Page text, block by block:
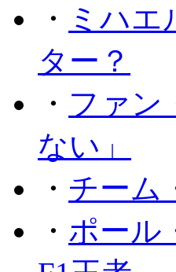
・ ミハ
ター？
・ ファン
ない」
・ チーム
・ ポール